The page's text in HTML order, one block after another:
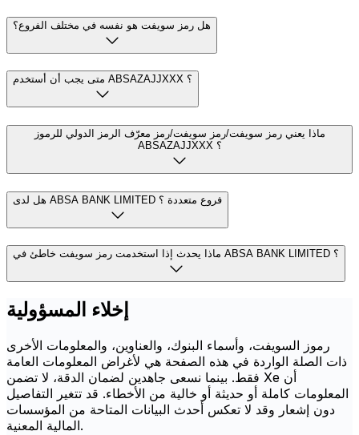
هل رمز سويفت هو نفسه في مختلف الفروع؟
متى يجب أن أستخدم ABSAZAJJXXX ؟
ماذا يعني رمز سويفت/رمز سويفت/رمز معرّف الرمز الدولي للرموز
ABSAZAJJXXX ؟
هل لدى ABSA BANK LIMITED فروع متعددة ؟
ماذا يحدث إذا استخدمت رمز سويفت خاطئ في ABSA BANK LIMITED ؟
إخلاء المسؤولية
رموز السويفت، وأسماء البنوك، والعناوين، والمعلومات الأخرى
ذات الصلة الواردة في هذه الصفحة هي لأغراض المعلومات العامة
فقط. بينما نسعى جاهدين لضمان الدقة، لا تضمن Xe أن
المعلومات كاملة أو حديثة أو خالية من الأخطاء. قد تتغير التفاصيل
دون إشعار وقد لا تعكس أحدث البيانات المتاحة من المؤسسات
المالية المعنية.